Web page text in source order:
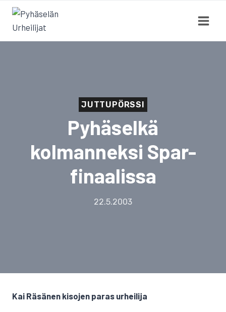
Siirry
sisältöön
JUTTUPÖRSSI
Pyhäselkä
kolmanneksi Spar-
finaalissa
22.5.2003
Kai Räsänen kisojen paras urheilija